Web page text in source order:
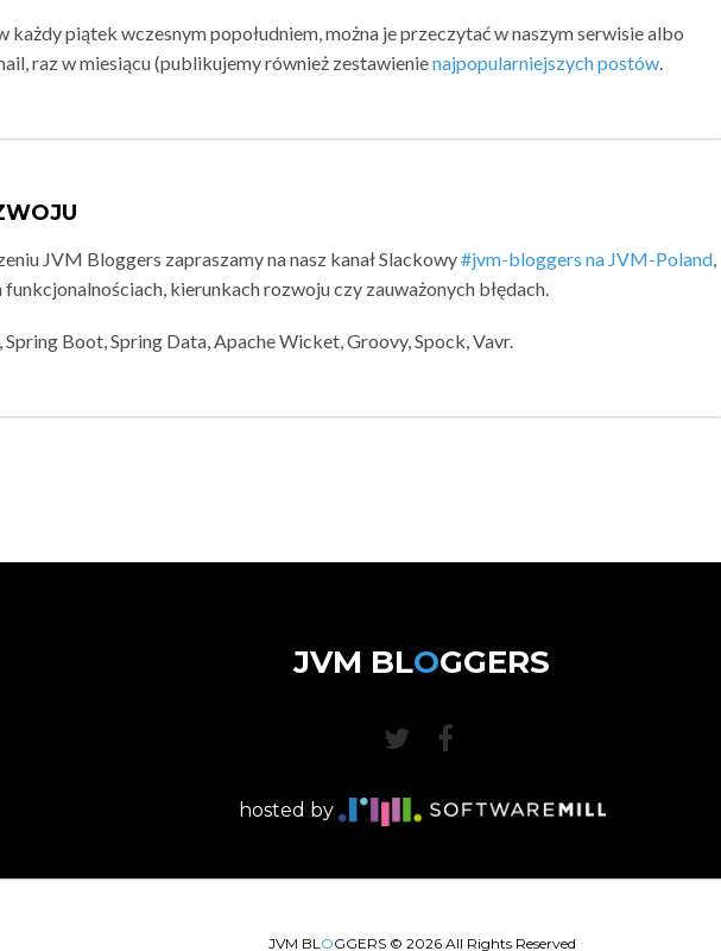
piątek wczesnym popołudniem, można je przeczytać w naszym serwisie albo
raz w miesiącu (publikujemy również zestawienienajpopularniejszych postów.
JVM Bloggers zapraszamy na nasz kanał Slackowy#jvm-bloggers na JVM-Poland,
kierunkach rozwoju czy zauważonych błędach.
Boot, Spring Data, Apache Wicket, Groovy, Spock, Vavr.
JVM BLOGGERS
hosted by
JVM BLOGGERS © 2026All Rights Reserved